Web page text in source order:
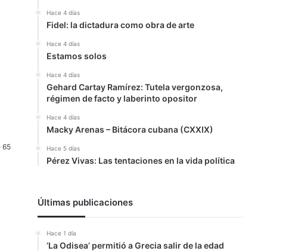
65
Hace 4 días
Fidel: la dictadura como obra de arte
Hace 4 días
Estamos solos
Hace 4 días
Gehard Cartay Ramírez: Tutela vergonzosa,
régimen de facto y laberinto opositor
Hace 4 días
Macky Arenas – Bitácora cubana (CXXIX)
Hace 5 días
Pérez Vivas: Las tentaciones en la vida política
Últimas publicaciones
Hace 1 día
‘La Odisea’ permitió a Grecia salir de la edad